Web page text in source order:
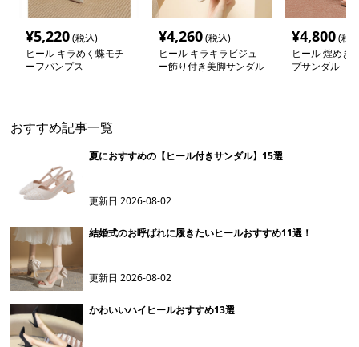
¥5,220(税込)
ヒール キラめく蝶モチ
ーフパンプス
¥4,260(税込)
ヒール キラキラビジュ
ー飾り付き美脚サンダル
¥4,800(税
ヒール 煌めき
プサンダル
おすすめ記事一覧
夏におすすめの【ヒール付きサンダル】15選
更新日2026-08-02
結婚式のお呼ばれに履きたいヒールおすすめ11選！
更新日2026-08-02
かわいいハイヒールおすすめ13選